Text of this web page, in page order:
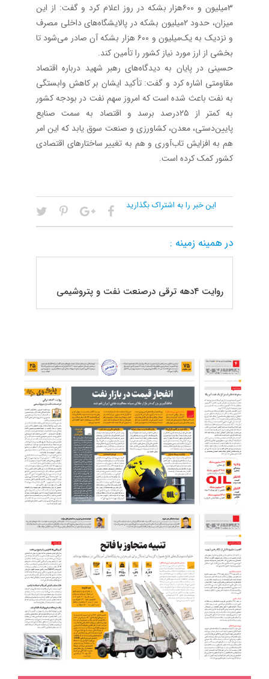
۳‌میلیون و ۶۰۰‌هزار بشکه در روز اعلام کرد و گفت: از این
میزان، حدود ۲‌میلیون بشکه در پالایشگاه‌های داخلی مصرف
و نزدیک به یک‌میلیون و ۶۰۰ هزار بشکه آن صادر می‌شود تا
بخشی از ارز مورد نیاز کشور را تأمین کند.
حسینی در پایان به دیدگاه‌های رهبر شهید درباره اقتصاد
مقاومتی اشاره کرد و گفت: تأکید ایشان بر کاهش وابستگی
به نفت باعث شده است که امروز سهم نفت در بودجه کشور
به کمتر از ۲۵‌درصد برسد و اقتصاد به سمت صنایع
پایین‌دستی، معدن، کشاورزی و صنعت سوق یابد که این امر
هم به افزایش تاب‌آوری و هم به تغییر ساختارهای اقتصادی
کشور کمک کرده است.
این خبر را به اشتراک بگذارید
در همینه زمینه :
روایت ۴‌دهه ترقی درصنعت نفت و پتروشیمی